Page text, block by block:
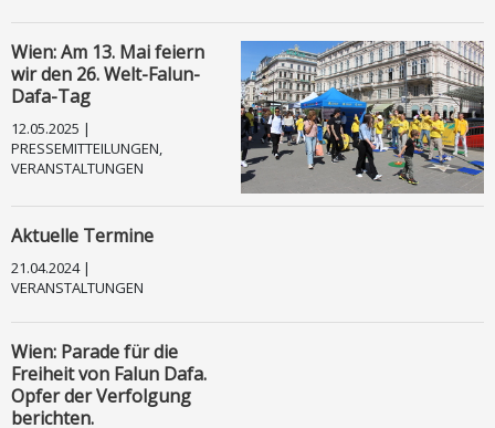
Kontakt
Facebook
Instagram
Impressum
Wien: Am 13. Mai feiern
wir den 26. Welt-Falun-
Dafa-Tag
12.05.2025 |
PRESSEMITTEILUNGEN,
VERANSTALTUNGEN
Aktuelle Termine
21.04.2024 |
VERANSTALTUNGEN
Wien: Parade für die
Freiheit von Falun Dafa.
Opfer der Verfolgung
berichten.